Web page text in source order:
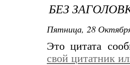
БЕЗ
Пятница, 28
Это цитата
свой цитатник